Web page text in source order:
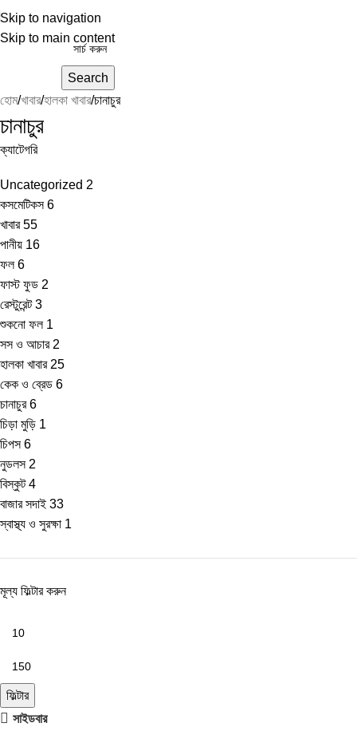
Skip to navigation
Skip to main content
Search
হোম খাবার হালকা খাবার চানাচুর
চানাচুর
ক্যাটেগরি
Uncategorized 2
কসমেটিকস 6
খাবার 55
পানীয় 16
ফল 6
ফাস্ট ফুড 2
রেস্টুরেন্ট 3
শুকনো ফল 1
সস ও আচার 2
হালকা খাবার 25
কেক ও ব্রেড 6
চানাচুর 6
চিড়া মুড়ি 1
চিপস 6
নুডলস 2
বিস্কুট 4
বাজার সদাই 33
স্বাস্থ্য ও সুরক্ষা 1
মূল্য ফিল্টার করুন
ফিল্টার
সাইডবার